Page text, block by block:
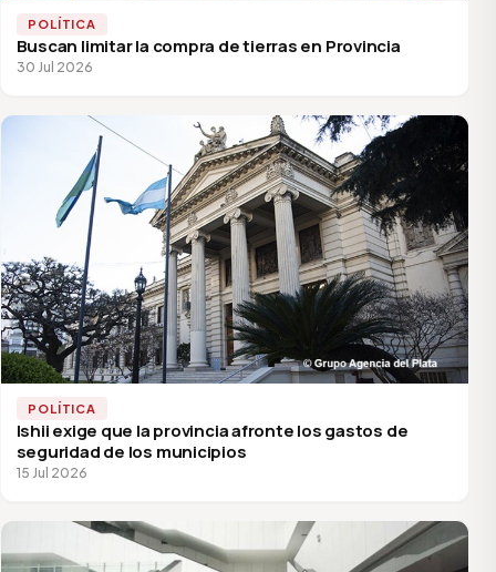
POLÍTICA
Buscan limitar la compra de tierras en Provincia
30 Jul 2026
POLÍTICA
Ishii exige que la provincia afronte los gastos de
seguridad de los municipios
15 Jul 2026